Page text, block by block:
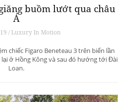
buồm lướt qua châu
Á
/ Luxury In Motion
chiếc Figaro Beneteau 3 trên biển lần
ở Hồng Kông và sau đó hướng tới Đài
Loan.